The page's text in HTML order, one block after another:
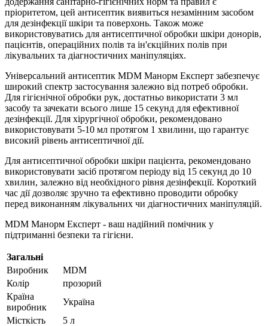
пріоритетом, цей антисептик виявиться незамінним засобом
для дезінфекції шкіри та поверхонь. Також може
використовуватись для антисептичної обробки шкіри донорів,
пацієнтів, операційних полів та ін'єкційних полів при
лікувальних та діагностичних маніпуляціях.
Універсальний антисептик MDM Манорм Експерт забезпечує
широкий спектр застосування залежно від потреб обробки.
Для гігієнічної обробки рук, достатньо використати 3 мл
засобу та зачекати всього лише 15 секунд для ефективної
дезінфекції. Для хірургічної обробки, рекомендовано
використовувати 5-10 мл протягом 1 хвилини, що гарантує
високий рівень антисептичної дії.
Для антисептичної обробки шкіри пацієнта, рекомендовано
використовувати засіб протягом періоду від 15 секунд до 10
хвилин, залежно від необхідного рівня дезінфекції. Короткий
час дії дозволяє зручно та ефективно проводити обробку
перед виконанням лікувальних чи діагностичних маніпуляцій.
MDM Манорм Експерт - ваш надійний помічник у
підтриманні безпеки та гігієни.
Загальні
Виробник
MDM
Колір
прозорий
Країна
виробник
Україна
Місткість
5 л